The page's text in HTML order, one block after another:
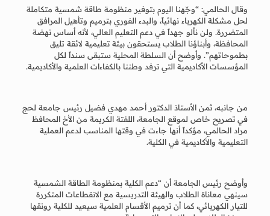
وقال الحالمي: “وجّهنا اليوم بتوفير منظومة طاقة شمسية متكاملة
لحل مشكلة الكهرباء نهائياً، والبدء الفوري بترميم وتأهيل المرافق
المتضررة. ولن نألو جهداً في دعم التعليم العالي، لأنه أساس نهضة
المحافظة، وأبناؤنا الطلاب يستحقون بيئة تعليمية لائقة تليق
بطموحاتهم”. وأوضح أن السلطة المحلية ستبقى سنداً لكل
المؤسسات الأكاديمية التي ترفد وطننا بالكفاءات العلمية والأكاديمية.
من جانبه، ثمن الأستاذ الدكتور أحمد مهدي فضيل رئيس جامعة لحج
في تصريح خاص لموقع الجامعة، اللفتة الكريمة من الأخ المحافظ
مراد الحالمي، مؤكداً أنها جاءت في وقتها المناسب لدعم العملية
التعليمية والأكاديمية في الكلية.
وأوضح رئيس الجامعة أن “دعم الكلية بمنظومة الطاقة الشمسية
سينهي معاناة الطلاب والهيئة التدريسية مع الانقطاعات المتكررة
للتيار الكهربائي، كما أن ترميم الأقسام العلمية سيعيد للكلية رونقها